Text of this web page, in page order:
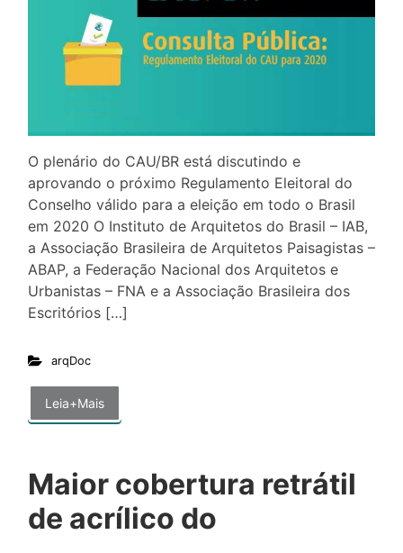
O plenário do CAU/BR está discutindo e
aprovando o próximo Regulamento Eleitoral do
Conselho válido para a eleição em todo o Brasil
em 2020 O Instituto de Arquitetos do Brasil – IAB,
a Associação Brasileira de Arquitetos Paisagistas –
ABAP, a Federação Nacional dos Arquitetos e
Urbanistas – FNA e a Associação Brasileira dos
Escritórios […]
arqDoc
Leia+Mais
Maior cobertura retrátil
de acrílico do